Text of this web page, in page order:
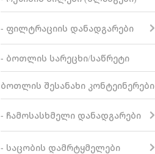
- ფილტრაციის დანადგარები
- ბოთლის სარეცხი/საწრეტი
ბოთლის შესანახი კონტეინერები
- ჩამოსასხმელი დანადგარები
- საცობის დამრტყმელები